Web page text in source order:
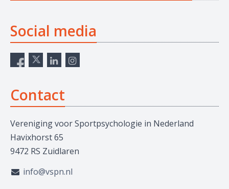
Social media
Contact
Vereniging voor Sportpsychologie in Nederland
Havixhorst 65
9472 RS Zuidlaren
info@vspn.nl